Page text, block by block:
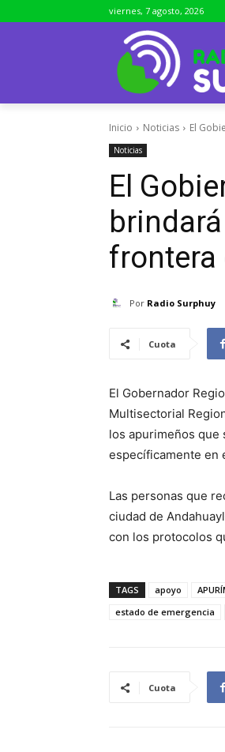
viernes, 7 agosto, 2026
Inicio Noticias El
Noticias
El
frontera
Por Radio Surphuy
Cuota
El Gobernador
Multisectorial
los apurimeños que
específicamente en
Las personas que
ciudad de
con los protocolos
TAGS apoyo
estado de emergencia
Cuota